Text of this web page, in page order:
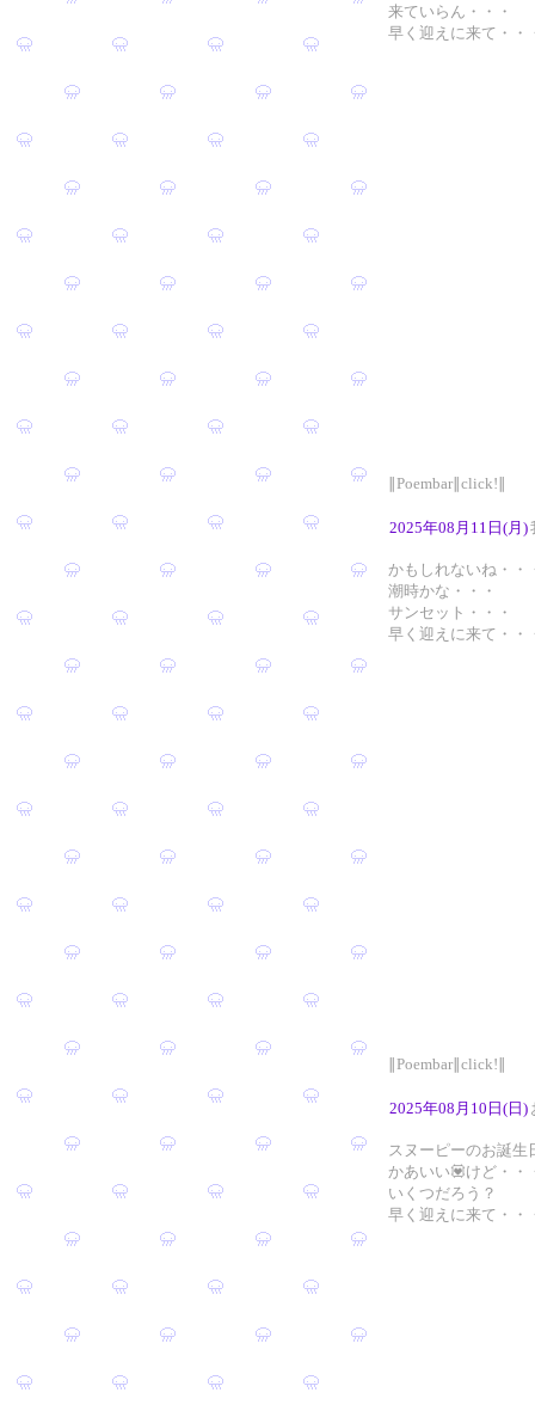
来ていらん・・・
早く迎えに来て・・
∥Poembar∥click!∥
2025年08月11日(月)
かもしれないね・・
潮時かな・・・
サンセット・・・
早く迎えに来て・・
∥Poembar∥click!∥
2025年08月10日(日)
スヌーピーのお誕生
かあいい💟けど・・
いくつだろう？
早く迎えに来て・・